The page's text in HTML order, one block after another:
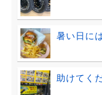
暑い日に
助けてく